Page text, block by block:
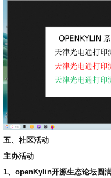
五、社区活动
主办活动
1、openKylin开源生态论坛圆